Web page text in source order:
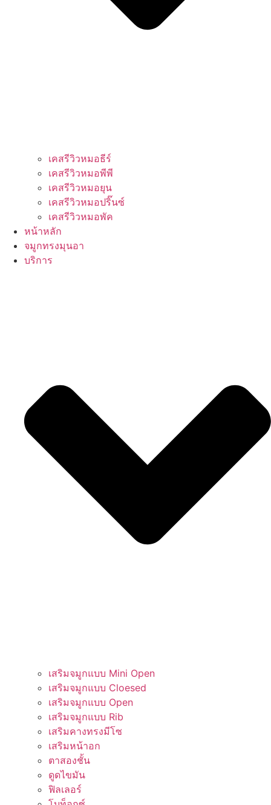
เคสรีวิวหมอธีร์
เคสรีวิวหมอพีพี
เคสรีวิวหมอยุน
เคสรีวิวหมอปริ๊นซ์
เคสรีวิวหมอพัค
หน้าหลัก
จมูกทรงมุนอา
บริการ
เสริมจมูกแบบ Mini Open
เสริมจมูกแบบ Cloesed
เสริมจมูกแบบ Open
เสริมจมูกแบบ Rib
เสริมคางทรงมีโซ​​
เสริมหน้าอก
ตาสองชั้น
ดูดไขมัน
ฟิลเลอร์